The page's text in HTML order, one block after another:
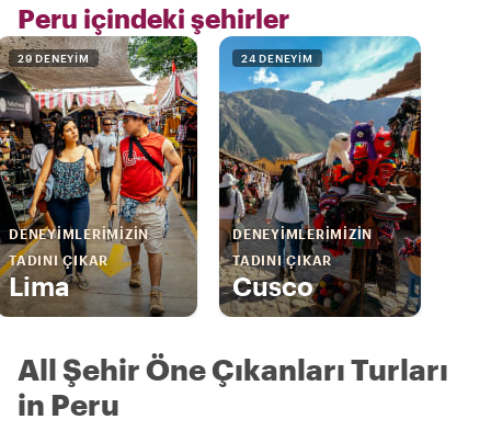
Peru içindeki şehirler
29 DENEYIM
DENEYIMLERIMIZIN
TADINI ÇIKAR
Lima
24 DENEYIM
DENEYIMLERIMIZIN
TADINI ÇIKAR
Cusco
All Şehir Öne Çıkanları Turları
in Peru